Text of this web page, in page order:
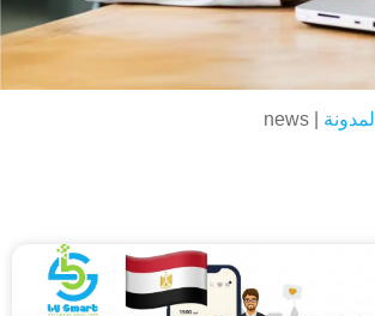
المدونة news